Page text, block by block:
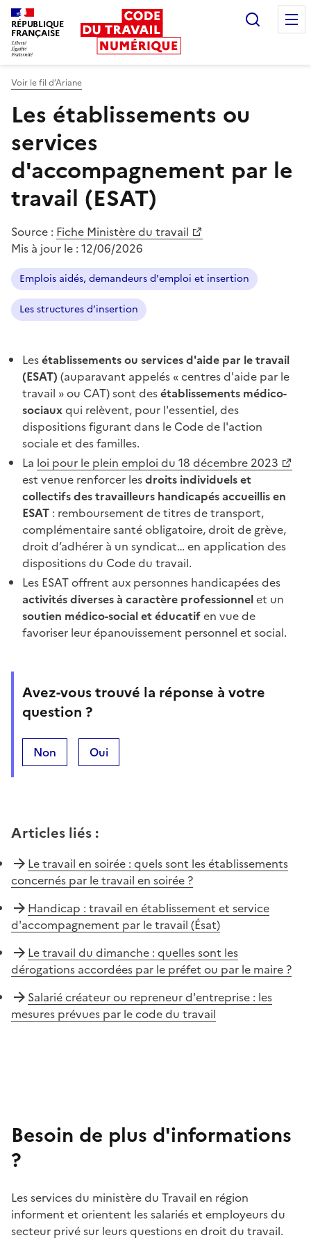
RÉPUBLIQUE
FRANÇAISE
Voir le fil d’Ariane
Les établissements ou
services
d'accompagnement par le
travail (ESAT)
Source : Fiche Ministère du travail
Mis à jour le : 12/06/2026
Emplois aidés, demandeurs d'emploi et insertion
Les structures d’insertion
Lesétablissements ou services d'aide par le travail
(ESAT) (auparavant appelés « centres d'aide par le
travail » ou CAT) sont desétablissements médico-
sociauxqui relèvent, pour l'essentiel, des
dispositions figurant dans le Code de l'action
sociale et des familles.
La loi pour le plein emploi du 18 décembre 2023
est venue renforcer lesdroits individuels et
collectifs des travailleurs handicapés accueillis en
ESAT : remboursement de titres de transport,
complémentaire santé obligatoire, droit de grève,
droit d’adhérer à un syndicat… en application des
dispositions du Code du travail.
Les ESAT offrent aux personnes handicapées des
activités diverses à caractère professionnelet un
soutien médico-social et éducatifen vue de
favoriser leur épanouissement personnel et social.
Avez-vous trouvé la réponse à votre
question ?
Non Oui
Articles liés :
Le travail en soirée : quels sont les établissements
concernés par le travail en soirée ?
Handicap : travail en établissement et service
d'accompagnement par le travail (Ésat)
Le travail du dimanche : quelles sont les
dérogations accordées par le préfet ou par le maire ?
Salarié créateur ou repreneur d'entreprise : les
mesures prévues par le code du travail
Besoin de plus d'informations
?
Les services du ministère du Travail en région
informent et orientent les salariés et employeurs du
secteur privé sur leurs questions en droit du travail.